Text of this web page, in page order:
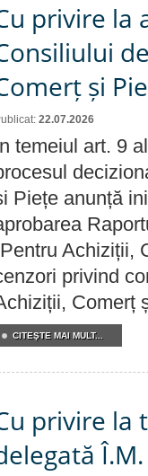
privire la
și
22.07.2026
temeiul art. 9
Piețe anunță
Achiziții,
privind
Comerț
CITEŞTE MAI MULT...
privire la